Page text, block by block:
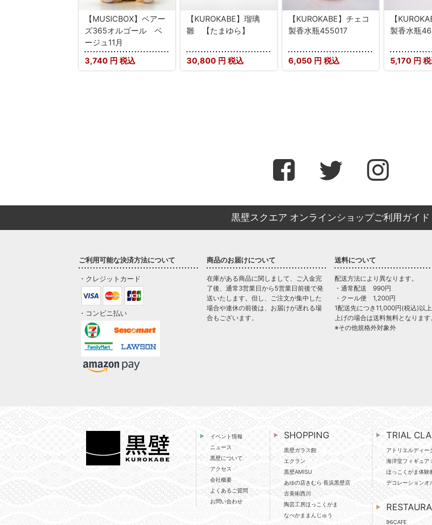
【MUSICBOX】ベアー
ズ365オルゴール ベ
ージュ11月
3,740 円 税込
【KUROKABE】瑠璃
雛 【たまゆら】
30,800 円 税込
【KUROKABE】チェコ
製香水瓶455017
6,050 円 税込
【
製香水瓶
5,170 円
黒壁スクエア オンラインショップご利用ガイド
ご利用可能な決済方法について
・クレジットカード
・コンビニ払い
商品のお届けについて
在庫がある商品に関しまして、ご入金完
了後、通常3営業日から5営業日前後で発
送いたします。但し、ご注文が集中した
場合や連休の前後は、お届けが遅れる場
合もございます。
送料について
配送方法により異なります。
・通常配送 990円
・クール便 1,200円
1配送先につき11,000円(税込)以
上げの場合は送料無料となります
※その他規格外対象外
イベント情報
ニュース
黒壁について
アクセス
会社概要
よくあるご質問
お問い合わせ
SHOPPING
黒壁ガラス館
エクラン
黒壁AMISU
あゆの店きむら 長浜黒壁店
古美術西川
陶芸工房ほっこくがま
なべかままんじゅう
TRIAL
アトリエルディー
海洋堂フィギュア
ほっこくがま体験
デコレーションオ
96CAFE